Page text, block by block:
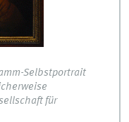
Selbstportrait
für